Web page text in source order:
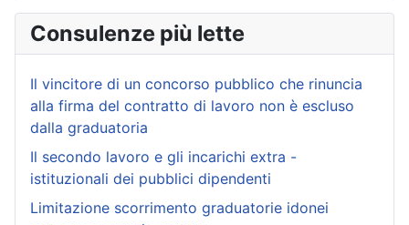
Consulenze più lette
Il vincitore di un concorso pubblico che rinuncia
alla firma del contratto di lavoro non è escluso
dalla graduatoria
Il secondo lavoro e gli incarichi extra -
istituzionali dei pubblici dipendenti
Limitazione scorrimento graduatorie idonei